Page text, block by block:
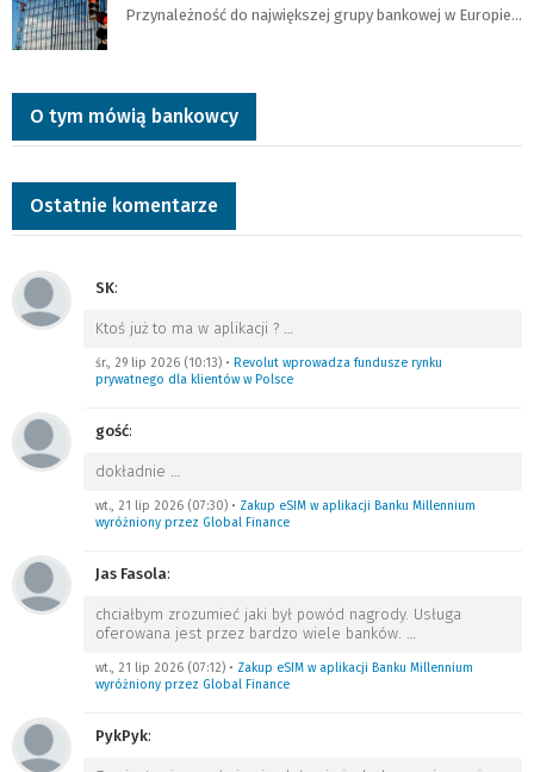
Przynależność do największej grupy bankowej w Europie…
O tym mówią bankowcy
Ostatnie komentarze
SK:
Ktoś już to ma w aplikacji ? …
śr., 29 lip 2026 (10:13) • Revolut wprowadza fundusze rynku
prywatnego dla klientów w Polsce
gość:
dokładnie …
wt., 21 lip 2026 (07:30) • Zakup eSIM w aplikacji Banku Millennium
wyróżniony przez Global Finance
Jas Fasola:
chciałbym zrozumieć jaki był powód nagrody. Usługa
oferowana jest przez bardzo wiele banków. …
wt., 21 lip 2026 (07:12) • Zakup eSIM w aplikacji Banku Millennium
wyróżniony przez Global Finance
PykPyk: